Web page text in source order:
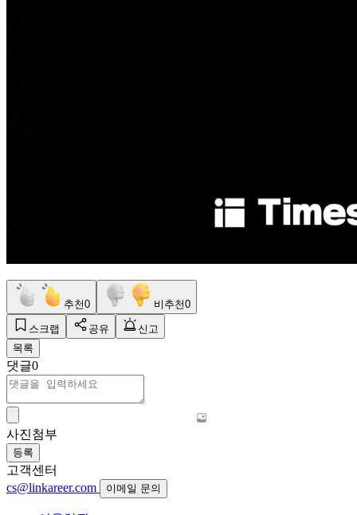
추천0 비추천0
스크랩 공유
신고
목록
댓글0
사진첨부
등록
고객센터
cs@linkareer.com
이메일 문의